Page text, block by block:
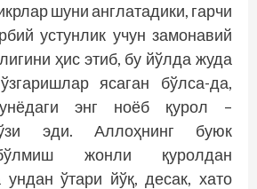
шуни англатадики, гарчи
устунлик учун замонавий
ҳис этиб, бу йўлда жуда
ясаган бўлса-да,
энг ноёб қурол –
эди. Аллоҳнинг буюк
жонли қуролдан
ўтари йўқ, десак, хато